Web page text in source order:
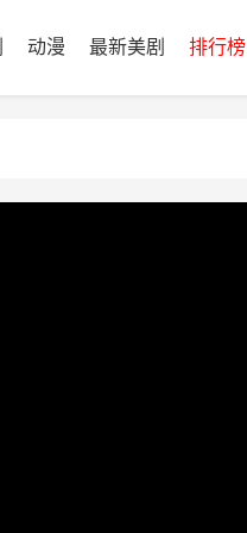
动漫 最新美剧 排行榜